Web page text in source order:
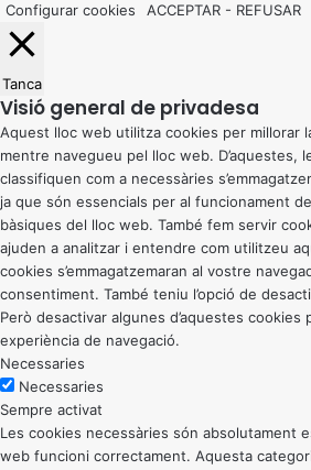
Configurar cookies
ACCEPTAR - REFUSAR
Tanca
Visió general de privadesa
Aquest lloc web utilitza cookies per millorar
mentre navegueu pel lloc web. D’aquestes,
classifiquen com a necessàries
ja que són essencials per al funcionament
bàsiques del lloc web. També fem servir
ajuden a analitzar i entendre com utilitzeu
cookies s’emmagatzemaran al vostre
consentiment. També teniu l’opció de
Però desactivar algunes d’aquestes
experiència de navegació.
Necessaries
Necessaries
Sempre activat
Les cookies necessàries són absolutament
web funcioni correctament. Aquesta